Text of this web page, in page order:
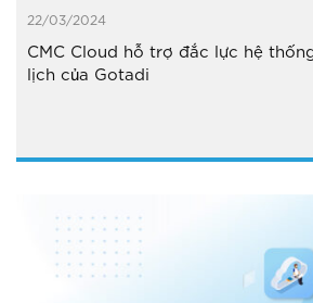
22/03/2024
CMC Cloud hỗ trợ đắc lực hệ
lịch của Gotadi